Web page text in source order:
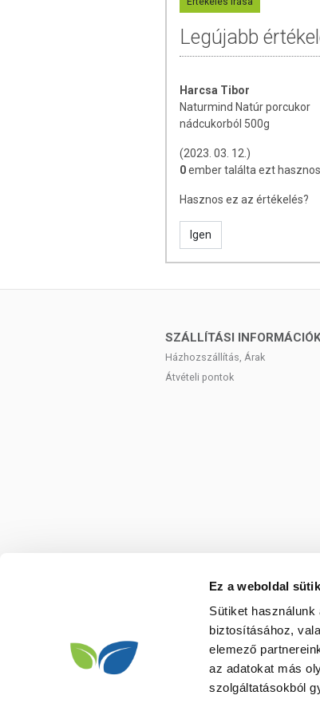
Ez a weboldal
Sütiket
biztosításához,
elemező
az adatokat más
szolgáltatásokból
Legújabb
Harcsa Tibor
Naturmind Natúr porcukor
nádcukorból 500g
(2023. 03. 12.)
0ember találta ezt
Hasznos ez az értékelés?
Igen
SZÁLLÍTÁSI
Házhozszállítás, Árak
Átvételi pontok